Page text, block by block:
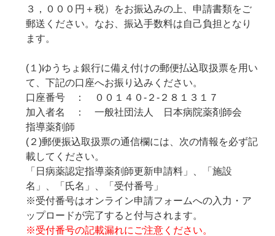
３，０００円＋税）をお振込みの上、申請書類をご
郵送ください。なお、振込手数料は自己負担となり
ます。
(１)ゆうちょ銀行に備え付けの郵便払込取扱票を用い
て、下記の口座へお振り込みください。
口座番号 ： ００１４０-２-２８１３１７
加入者名 ： 一般社団法人 日本病院薬剤師会
指導薬剤師
(２)郵便振込取扱票の通信欄には、次の情報を必ず記
載してください。
「日病薬認定指導薬剤師更新申請料」、「施設
名」、「氏名」、「受付番号」
※受付番号はオンライン申請フォームへの入力・ア
ップロードが完了すると付与されます。
※受付番号の記載漏れにご注意ください。